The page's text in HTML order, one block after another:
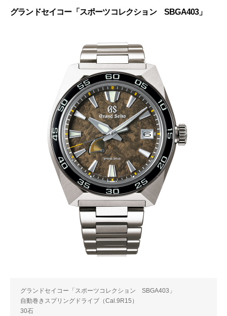
グランドセイコー「スポーツコレクション SBGA403」
グランドセイコー「スポーツコレクション SBGA403」
自動巻きスプリングドライブ（Cal.9R15）
30石